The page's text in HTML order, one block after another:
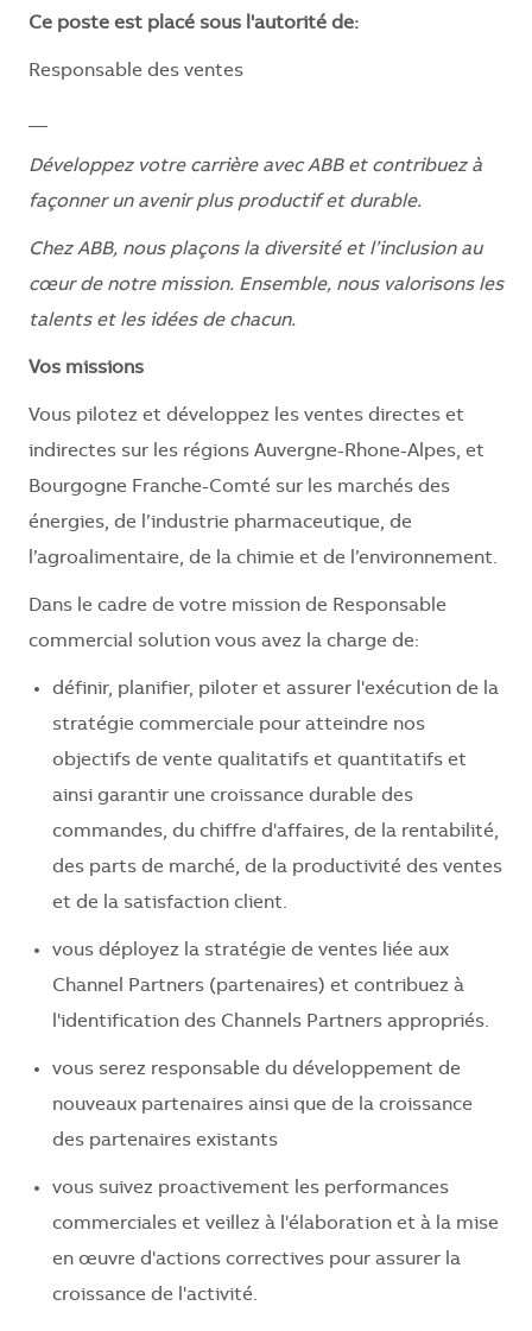
Ce poste est placé sous l'autorité de:
Responsable des ventes
Développez votre carrière avec ABB et contribuez à
façonner un avenir plus productif et durable.
Chez ABB, nous plaçons la diversité et l’inclusion au
cœur de notre mission. Ensemble, nous valorisons les
talents et les idées de chacun.
Vos missions
Vous pilotez et développez les ventes directes et
indirectes sur les régions Auvergne-Rhone-Alpes, et
Bourgogne Franche-Comté sur les marchés des
énergies, de l’industrie pharmaceutique, de
l’agroalimentaire, de la chimie et de l’environnement.
Dans le cadre de votre mission de Responsable
commercial solution vous avez la charge de:
définir, planifier, piloter et assurer l'exécution de la
stratégie commerciale pour atteindre nos
objectifs de vente qualitatifs et quantitatifs et
ainsi garantir une croissance durable des
commandes, du chiffre d'affaires, de la rentabilité,
des parts de marché, de la productivité des ventes
et de la satisfaction client.
vous déployez la stratégie de ventes liée aux
Channel Partners (partenaires) et contribuez à
l'identification des Channels Partners appropriés.
vous serez responsable du développement de
nouveaux partenaires ainsi que de la croissance
des partenaires existants
vous suivez proactivement les performances
commerciales et veillez à l'élaboration et à la mise
en œuvre d'actions correctives pour assurer la
croissance de l'activité.